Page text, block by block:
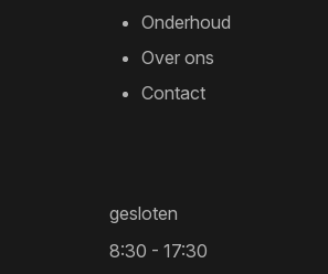
Onderhoud
Over ons
Contact
gesloten
8:30 - 17:30